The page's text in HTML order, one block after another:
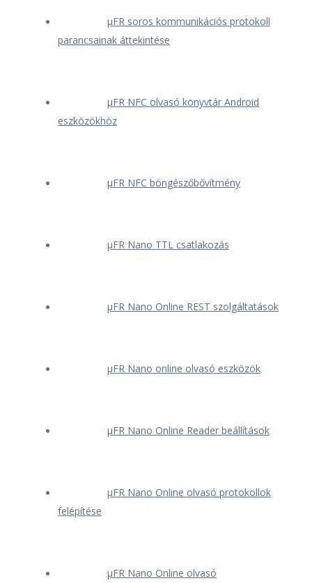
μFR soros kommunikációs protokoll
parancsainak áttekintése
μFR NFC olvasó könyvtár Android
eszközökhöz
μFR NFC böngészőbővítmény
μFR Nano TTL csatlakozás
μFR Nano Online REST szolgáltatások
μFR Nano online olvasó eszközök
μFR Nano Online Reader beállítások
μFR Nano Online olvasó protokollok
felépítése
μFR Nano Online olvasó